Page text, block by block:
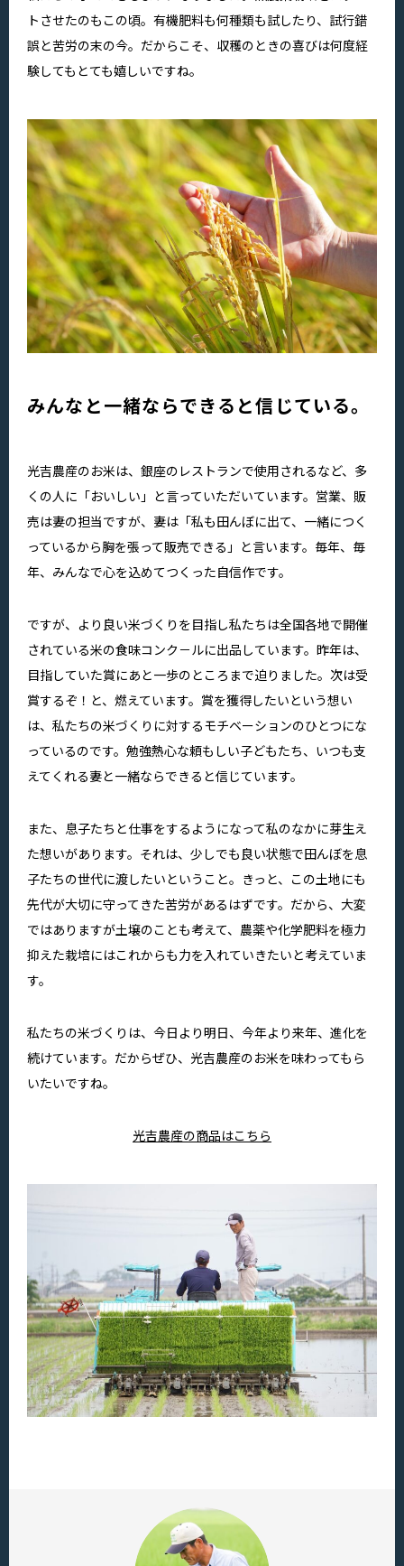
トさせたのもこの頃。有機肥料も何種類も試したり、試行錯
誤と苦労の末の今。だからこそ、収穫のときの喜びは何度経
験してもとても嬉しいですね。
みんなと一緒ならできると信じている。
光吉農産のお米は、銀座のレストランで使用されるなど、多
くの人に「おいしい」と言っていただいています。営業、販
売は妻の担当ですが、妻は「私も田んぼに出て、一緒につく
っているから胸を張って販売できる」と言います。毎年、毎
年、みんなで心を込めてつくった自信作です。
ですが、より良い米づくりを目指し私たちは全国各地で開催
されている米の食味コンク－ルに出品しています。昨年は、
目指していた賞にあと一歩のところまで迫りました。次は受
賞するぞ！と、燃えています。賞を獲得したいという想い
は、私たちの米づくりに対するモチベーションのひとつにな
っているのです。勉強熱心な頼もしい子どもたち、いつも支
えてくれる妻と一緒ならできると信じています。
また、息子たちと仕事をするようになって私のなかに芽生え
た想いがあります。それは、少しでも良い状態で田んぼを息
子たちの世代に渡したいということ。きっと、この土地にも
先代が大切に守ってきた苦労があるはずです。だから、大変
ではありますが土壌のことも考えて、農薬や化学肥料を極力
抑えた栽培にはこれからも力を入れていきたいと考えていま
す。
私たちの米づくりは、今日より明日、今年より来年、進化を
続けています。だからぜひ、光吉農産のお米を味わってもら
いたいですね。
光吉農産の商品はこちら